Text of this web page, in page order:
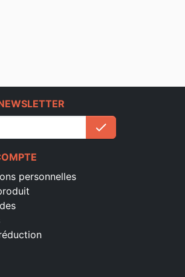
check
personnelles